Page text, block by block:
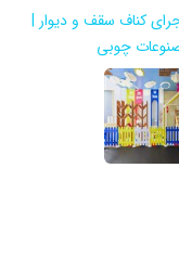
کناف سقف و دیوار |
چوبی